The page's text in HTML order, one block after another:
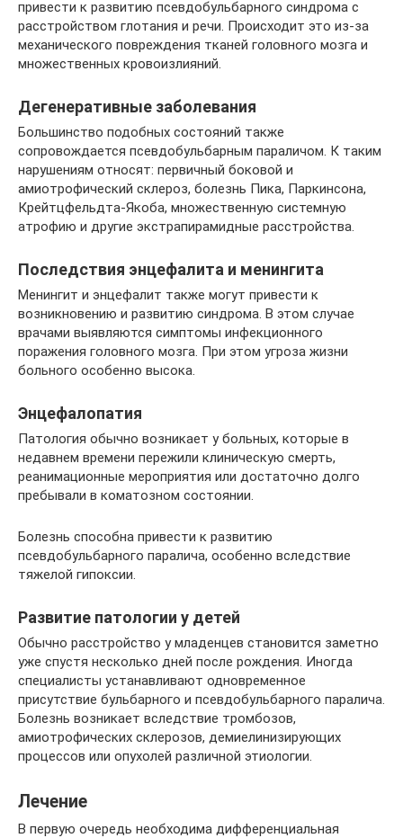
привести к развитию псевдобульбарного синдрома с
расстройством глотания и речи. Происходит это из-за
механического повреждения тканей головного мозга и
множественных кровоизлияний.
Дегенеративные заболевания
Большинство подобных состояний также
сопровождается псевдобульбарным параличом. К таким
нарушениям относят: первичный боковой и
амиотрофический склероз, болезнь Пика, Паркинсона,
Крейтцфельдта-Якоба, множественную системную
атрофию и другие экстрапирамидные расстройства.
Последствия энцефалита и менингита
Менингит и энцефалит также могут привести к
возникновению и развитию синдрома. В этом случае
врачами выявляются симптомы инфекционного
поражения головного мозга. При этом угроза жизни
больного особенно высока.
Энцефалопатия
Патология обычно возникает у больных, которые в
недавнем времени пережили клиническую смерть,
реанимационные мероприятия или достаточно долго
пребывали в коматозном состоянии.
Болезнь способна привести к развитию
псевдобульбарного паралича, особенно вследствие
тяжелой гипоксии.
Развитие патологии у детей
Обычно расстройство у младенцев становится заметно
уже спустя несколько дней после рождения. Иногда
специалисты устанавливают одновременное
присутствие бульбарного и псевдобульбарного паралича.
Болезнь возникает вследствие тромбозов,
амиотрофических склерозов, демиелинизирующих
процессов или опухолей различной этиологии.
Лечение
В первую очередь необходима дифференциальная